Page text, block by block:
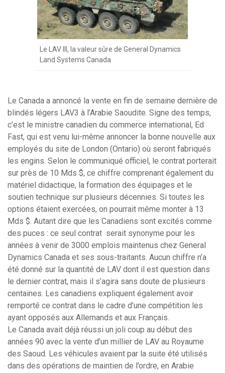
Le LAV III, la valeur sûre de General Dynamics
Land Systems Canada
Le Canada a annoncé la vente en fin de semaine dernière de
blindés légers LAV3 à l’Arabie Saoudite. Signe des temps,
c’est le ministre canadien du commerce international, Ed
Fast, qui est venu lui-même annoncer la bonne nouvelle aux
employés du site de London (Ontario) où seront fabriqués
les engins. Selon le communiqué officiel, le contrat porterait
sur près de 10 Mds $, ce chiffre comprenant également du
matériel didactique, la formation des équipages et le
soutien technique sur plusieurs décennies. Si toutes les
options étaient exercées, on pourrait même monter à 13
Mds $. Autant dire que les Canadiens sont excités comme
des puces : ce seul contrat serait synonyme pour les
années à venir de 3000 emplois maintenus chez General
Dynamics Canada et ses sous-traitants. Aucun chiffre n’a
été donné sur la quantité de LAV dont il est question dans
le dernier contrat, mais il s’agira sans doute de plusieurs
centaines. Les canadiens expliquent également avoir
remporté ce contrat dans le cadre d’une compétition les
ayant opposés aux Allemands et aux Français.
Le Canada avait déjà réussi un joli coup au début des
années 90 avec la vente d’un millier de LAV au Royaume
des Saoud. Les véhicules avaient par la suite été utilisés
dans des opérations de maintien de l’ordre, en Arabie